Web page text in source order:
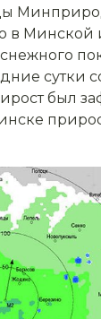
в Минской
сутки
был